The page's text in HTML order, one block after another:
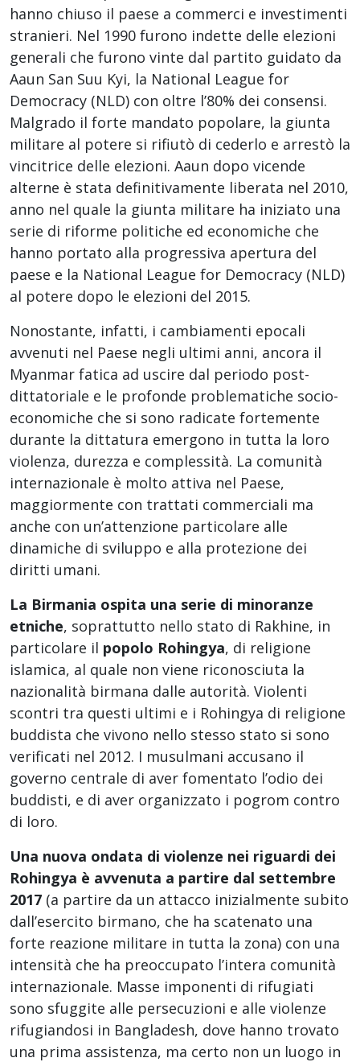
hanno chiuso il paese a commerci e investimenti
stranieri. Nel 1990 furono indette delle elezioni
generali che furono vinte dal partito guidato da
Aaun San Suu Kyi, la National League for
Democracy (NLD) con oltre l’80% dei consensi.
Malgrado il forte mandato popolare, la giunta
militare al potere si rifiutò di cederlo e arrestò la
vincitrice delle elezioni. Aaun dopo vicende
alterne è stata definitivamente liberata nel 2010,
anno nel quale la giunta militare ha iniziato una
serie di riforme politiche ed economiche che
hanno portato alla progressiva apertura del
paese e la National League for Democracy (NLD)
al potere dopo le elezioni del 2015.
Nonostante, infatti, i cambiamenti epocali
avvenuti nel Paese negli ultimi anni, ancora il
Myanmar fatica ad uscire dal periodo post-
dittatoriale e le profonde problematiche socio-
economiche che si sono radicate fortemente
durante la dittatura emergono in tutta la loro
violenza, durezza e complessità. La comunità
internazionale è molto attiva nel Paese,
maggiormente con trattati commerciali ma
anche con un’attenzione particolare alle
dinamiche di sviluppo e alla protezione dei
diritti umani.
La Birmania ospita una serie di minoranze
etniche, soprattutto nello stato di Rakhine, in
particolare il popolo Rohingya, di religione
islamica, al quale non viene riconosciuta la
nazionalità birmana dalle autorità. Violenti
scontri tra questi ultimi e i Rohingya di religione
buddista che vivono nello stesso stato si sono
verificati nel 2012. I musulmani accusano il
governo centrale di aver fomentato l’odio dei
buddisti, e di aver organizzato i pogrom contro
di loro.
Una nuova ondata di violenze nei riguardi dei
Rohingya è avvenuta a partire dal settembre
2017 (a partire da un attacco inizialmente subito
dall’esercito birmano, che ha scatenato una
forte reazione militare in tutta la zona) con una
intensità che ha preoccupato l’intera comunità
internazionale. Masse imponenti di rifugiati
sono sfuggite alle persecuzioni e alle violenze
rifugiandosi in Bangladesh, dove hanno trovato
una prima assistenza, ma certo non un luogo in